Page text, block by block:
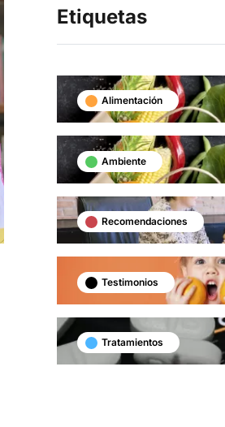
Etiquetas
Alimentación
Ambiente
Recomendaciones
Testimonios
Tratamientos